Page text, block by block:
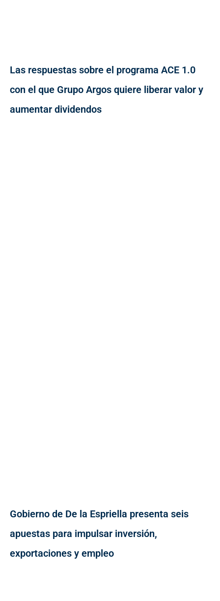
Las respuestas sobre el programa ACE 1.0
con el que Grupo Argos quiere liberar valor y
aumentar dividendos
Gobierno de De la Espriella presenta seis
apuestas para impulsar inversión,
exportaciones y empleo